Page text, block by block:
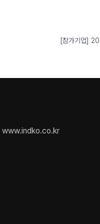
[참가기업]
www.indko.co.kr